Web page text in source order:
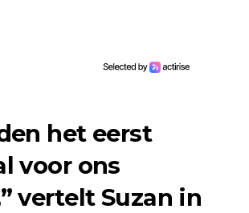
het eerst
voor ons
vertelt Suzan in